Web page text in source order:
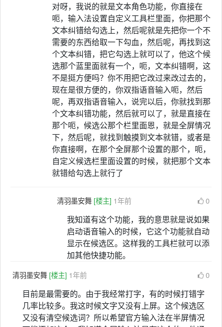
对呀，我说的就是文本角色功能，你直接在
呃，输入法设置自定义工具栏里面，你把那个
文本纠错给勾选上，然后呢就是先把你一个不
需要的东西给取一下勾血，然后呢，再找到这
个文本纠错，把它勾选上就可以了，他这个候
选那个蓝里面就有一个，呃，文本纠错啊，这
不是挺方便吗？你不用把它改过来改过去的，
现在是很方便的，你双指语音输入呃，然后
呢，再双指语音输入，说完以后，你就找到那
个文本纠错功能，然后就可以了，就是直接在
那个呃，候选公那个栏里面恩，就是全屏情况
下，然后呢，就找到触摸到文本就错，或者是
你直接啊，在那个全屏那个设置的那个，呃，
自定义候选栏里面设置的时候，就把那个文本
就错给勾选上就行了
清羽墨安舞 [楼主] 1年前 0
我知道有这个功能，我的意思就是说如果
启动语音输入的时候，它这个功能就自动
显示在候选区。这样我的工具栏就可以添
加其他快捷功能。
清羽墨安舞 [楼主] 1年前 0
目前是最需要的。由于我经常打字，有的时候打错字
几率比较多。我这时候文字又没有上屏。这个候选区
又没有清空候选词？所以希望官方输入法在半屏情况